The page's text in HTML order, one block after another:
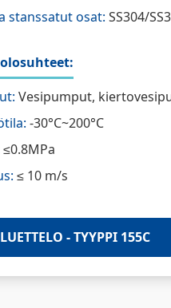
stanssatut osat: SS304/
Vesipumput,
-30°C~200°C
≤0.8MPa
≤ 10 m/s
LUETTELO - TYYPPI 155C